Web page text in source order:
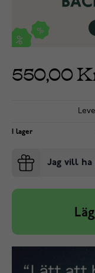
550,00
I lager
Jag vill ha